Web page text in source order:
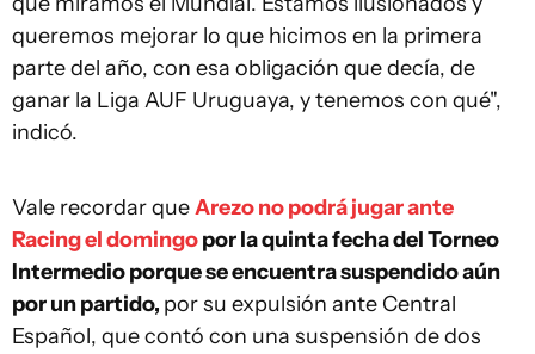
queremos mejorar lo que hicimos en la primera
parte del año, con esa obligación que decía, de
ganar la Liga AUF Uruguaya, y tenemos con qué",
indicó.
Vale recordar queArezo no podrá jugar ante
Racing el domingopor la quinta fecha del Torneo
Intermedio porque se encuentra suspendido aún
por un partido, por su expulsión ante Central
Español, que contó con una suspensión de dos